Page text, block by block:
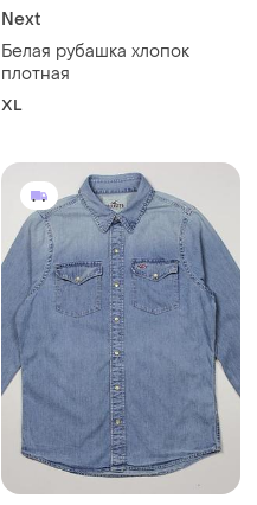
Next
Белая рубашка хлопок
плотная
XL